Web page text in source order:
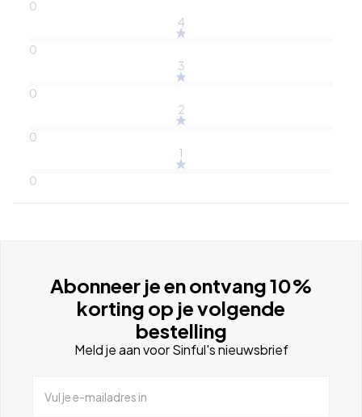
0
4
0
3
0
2
0
1
0
Abonneer je en ontvang 10%
korting op je volgende
bestelling
Meld je aan voor Sinful's nieuwsbrief
Vul je e-mailadres in